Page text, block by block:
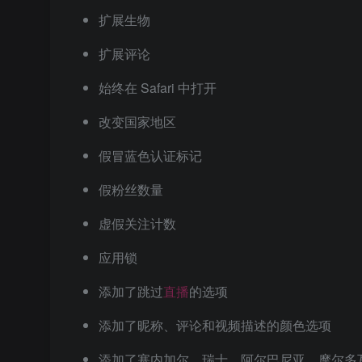
扩展生物
扩展评论
始终在 Safari 中打开
改变国家地区
假冒蓝色认证标记
假粉丝数量
虚假关注计数
应用锁
添加了跳过直播的选项
添加了昵称、评论和视频描述的颜色选项